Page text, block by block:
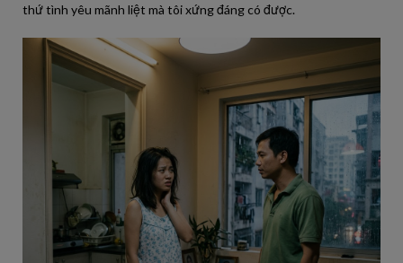
thứ tình yêu mãnh liệt mà tôi xứng đáng có được.